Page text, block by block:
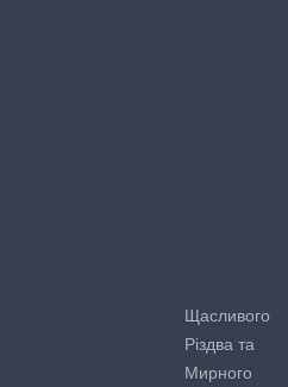
Щасливого
Різдва та
Мирного